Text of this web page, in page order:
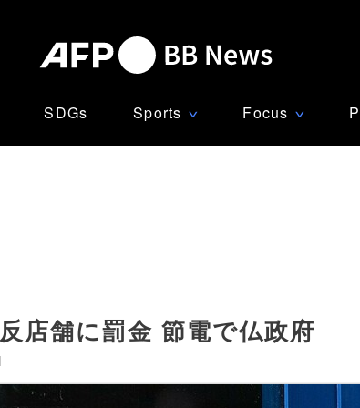
SDGs Sports ∨ Focus ∨
店舗に罰金 節電で仏政府